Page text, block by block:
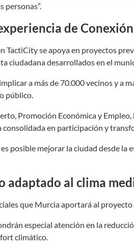
personas”.
de
TactiCity se apoya en proyectos
ciudadana desarrollados en el
a más de 70.000 vecinos y a
público.
Promoción Económica y
en participación y
posible mejorar la ciudad desde la
adaptado al clima
que Murcia aportará al
especial atención en la
climático.